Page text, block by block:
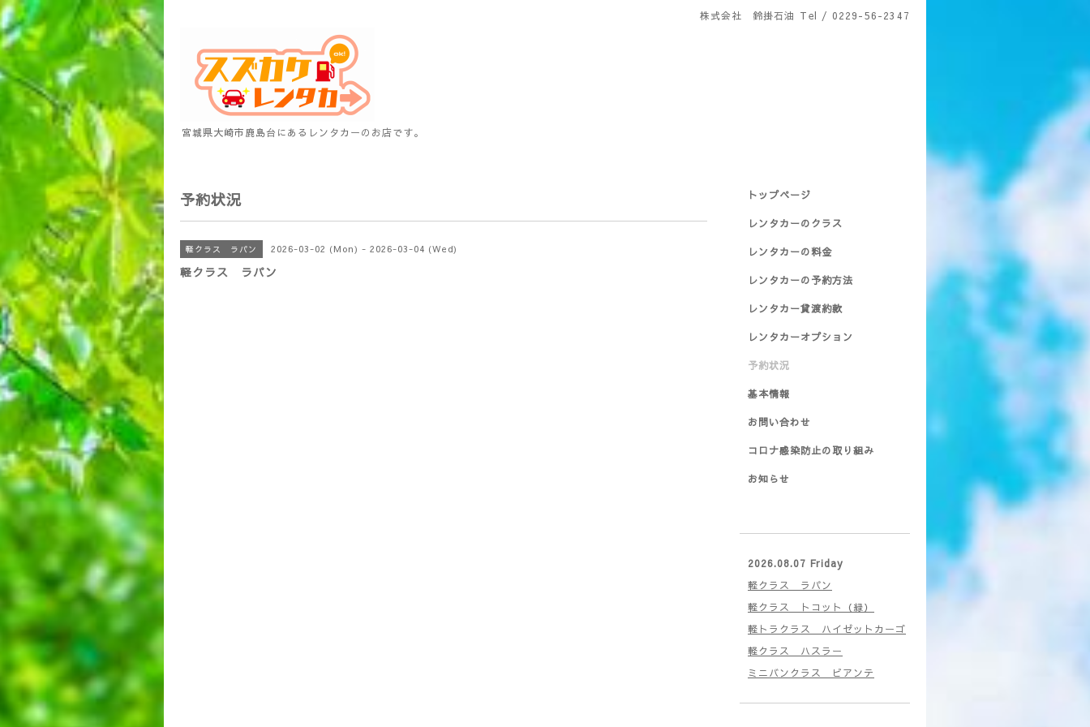
株式会社 鈴掛石油 Tel / 0229-56-2347
宮城県大崎市鹿島台にあるレンタカーのお店です。
予約状況
軽クラス ラパン 2026-03-02 (Mon) - 2026-03-04 (Wed)
軽クラス ラパン
トップページ
レンタカーのクラス
レンタカーの料金
レンタカーの予約方法
レンタカー貸渡約款
レンタカーオプション
予約状況
基本情報
お問い合わせ
コロナ感染防止の取り組み
お知らせ
2026.08.07 Friday
軽クラス ラパン
軽クラス トコット（緑）
軽トラクラス ハイゼットカーゴ
軽クラス ハスラー
ミニバンクラス ビアンテ